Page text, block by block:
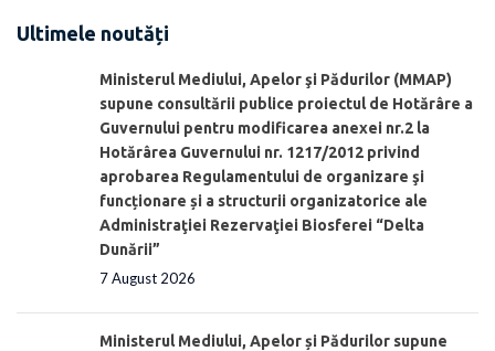
Ultimele noutăți
Ministerul Mediului, Apelor şi Pădurilor (MMAP)
supune consultării publice proiectul de Hotărâre a
Guvernului pentru modificarea anexei nr.2 la
Hotărârea Guvernului nr. 1217/2012 privind
aprobarea Regulamentului de organizare şi
funcționare și a structurii organizatorice ale
Administraţiei Rezervaţiei Biosferei “Delta
Dunării”
7 August 2026
Ministerul Mediului, Apelor și Pădurilor supune